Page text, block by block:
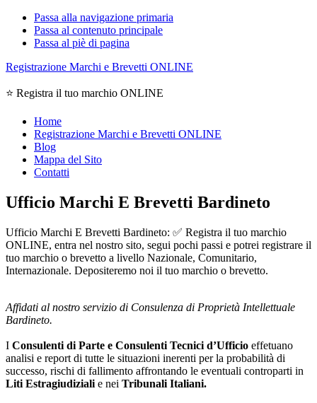
Passa alla navigazione primaria
Passa al contenuto principale
Passa al piè di pagina
Registrazione Marchi e Brevetti ONLINE
⭐ Registra il tuo marchio ONLINE
Home
Registrazione Marchi e Brevetti ONLINE
Blog
Mappa del Sito
Contatti
Ufficio Marchi E Brevetti Bardineto
Ufficio Marchi E Brevetti Bardineto: ✅ Registra il tuo marchio
ONLINE, entra nel nostro sito, segui pochi passi e potrei registrare il
tuo marchio o brevetto a livello Nazionale, Comunitario,
Internazionale. Depositeremo noi il tuo marchio o brevetto.
Affidati al nostro servizio di Consulenza di Proprietà Intellettuale
Bardineto.
I Consulenti di Parte e Consulenti Tecnici d’Ufficio effetuano
analisi e report di tutte le situazioni inerenti per la probabilità di
successo, rischi di fallimento affrontando le eventuali controparti in
Liti Estragiudiziali e nei Tribunali Italiani.